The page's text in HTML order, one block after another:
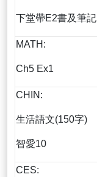
下堂帶E2書及筆記
MATH:
Ch5 Ex1
CHIN:
生活語文(150字)
智愛10
CES: